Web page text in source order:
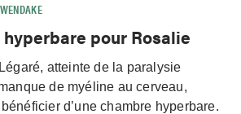
pour Rosalie
atteinte de la paralysie
de myéline au cerveau,
d’une chambre hyperbare.